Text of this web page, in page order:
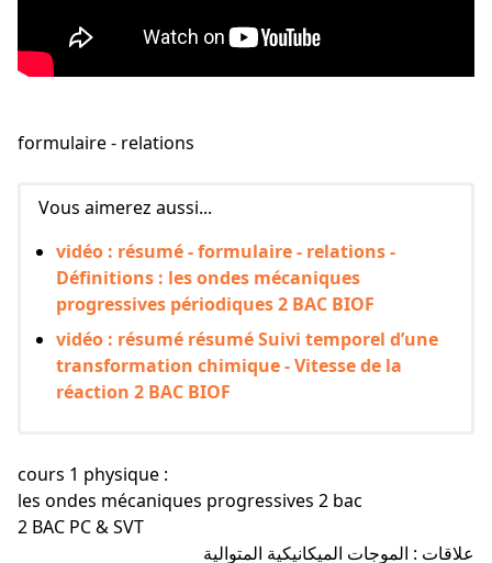
formulaire - relations
Vous aimerez aussi...
vidéo : résumé - formulaire - relations -
Définitions : les ondes mécaniques
progressives périodiques 2 BAC BIOF
vidéo : résumé résumé Suivi temporel d’une
transformation chimique - Vitesse de la
réaction 2 BAC BIOF
cours 1 physique :
les ondes mécaniques progressives 2 bac
2 BAC PC & SVT
علاقات : الموجات الميكانيكية المتوالية